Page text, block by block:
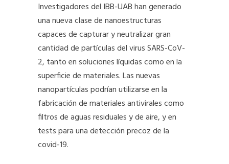
Investigadores del IBB-UAB han generado
una nueva clase de nanoestructuras
capaces de capturar y neutralizar gran
cantidad de partículas del virus SARS-CoV-
2, tanto en soluciones líquidas como en la
superficie de materiales. Las nuevas
nanopartículas podrían utilizarse en la
fabricación de materiales antivirales como
filtros de aguas residuales y de aire, y en
tests para una detección precoz de la
covid-19.